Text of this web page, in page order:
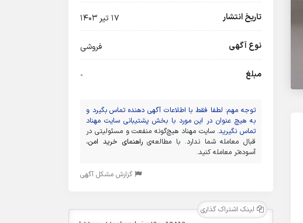
تاریخ انتشار 17 تیر 1403
نوع آگهی فروشی
مبلغ -
توجه مهم: لطفا فقط با اطلاعات آگهی دهنده تماس بگیرد و
به هیچ عنوان در این مورد با بخش پشتیبانی سایت مهناد
تماس نگیرید. سایت مهناد هیچ‌گونه منفعت و مسئولیتی در
قبال معامله شما ندارد. با مطالعه‌یراهنمای خرید امن،
آسوده‌تر معامله کنید.
گزارش مشکل آگهی
لینک اشتراک گذاری